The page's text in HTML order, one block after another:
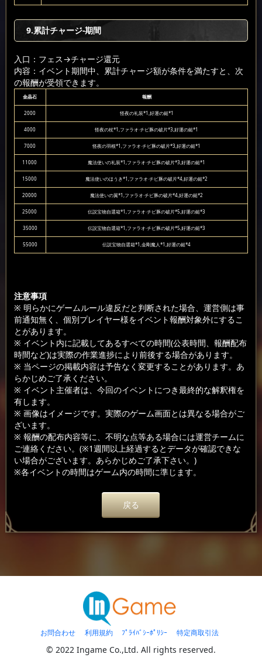
9.累計チャージ-期間
入口：フェス→チャージ還元
内容：イベント期間中、累計チャージ額が条件を満たすと、次
の報酬が受領できます。
金晶石 報酬
2000 怪夜の礼装*1,好運の鎚*1
4000 怪夜の杖*1,ファラオ·チビ豚の破片*3,好運の鎚*1
7000 怪夜の羽根*1,ファラオ·チビ豚の破片*3,好運の鎚*1
11000 魔法使いの礼装*1,ファラオ·チビ豚の破片*3,好運の鎚*1
15000 魔法使いのほうき*1,ファラオ·チビ豚の破片*4,好運の鎚*2
20000 魔法使いの翼*1,ファラオ·チビ豚の破片*4,好運の鎚*2
25000 伝説宝物自選箱*1,ファラオ·チビ豚の破片*5,好運の鎚*3
35000 伝説宝物自選箱*1,ファラオ·チビ豚の破片*5,好運の鎚*3
55000 伝説宝物自選箱*1,金剛魔人*1,好運の鎚*4
注意事項
※ 明らかにゲームルール違反だと判断された場合、運営側は事
前通知無く、個別プレイヤー様をイベント報酬対象外にするこ
とがあります。
※ イベント内に記載してあるすべての時間(公表時間、報酬配布
時間など)は実際の作業進捗により前後する場合があります。
※ 当ページの掲載内容は予告なく変更することがあります。あ
らかじめご了承ください。
※ イベント主催者は、今回のイベントにつき最終的な解釈権を
有します。
※ 画像はイメージです。実際のゲーム画面とは異なる場合がご
ざいます。
※ 報酬の配布内容等に、不明な点等ある場合には運営チームに
ご連絡ください。(※1週間以上経過するとデータが確認できな
い場合がございます。あらかじめご了承下さい。)
※各イベントの時間はゲーム内の時間に準じます。
戻る
お問合わせ 利用規約 ﾌﾟﾗｲﾊﾞｼｰﾎﾟﾘｼｰ 特定商取引法
© 2022 Ingame Co.,Ltd. All rights reserved.